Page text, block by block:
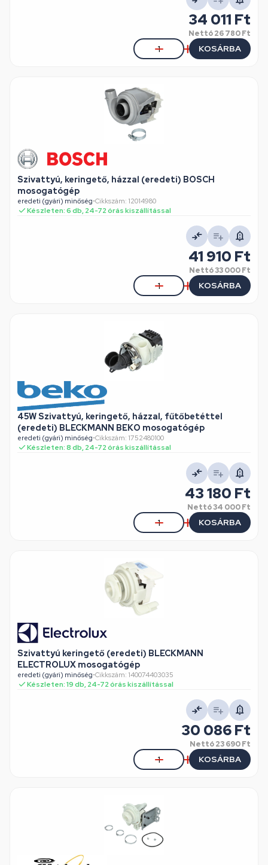
34 011 Ft
Nettó26 780 Ft
KOSÁRBA
Szivattyú, keringető, házzal (eredeti) BOSCH
mosogatógép
eredeti (gyári) minőség•Cikkszám: 12014980
Készleten: 6 db, 24-72 órás kiszállítással
41 910 Ft
Nettó33 000 Ft
KOSÁRBA
45W Szivattyú, keringető, házzal, fűtőbetéttel
(eredeti) BLECKMANN BEKO mosogatógép
eredeti (gyári) minőség•Cikkszám: 1752480100
Készleten: 8 db, 24-72 órás kiszállítással
43 180 Ft
Nettó34 000 Ft
KOSÁRBA
Szivattyú keringető (eredeti) BLECKMANN
ELECTROLUX mosogatógép
eredeti (gyári) minőség•Cikkszám: 140074403035
Készleten: 19 db, 24-72 órás kiszállítással
30 086 Ft
Nettó23 690 Ft
KOSÁRBA